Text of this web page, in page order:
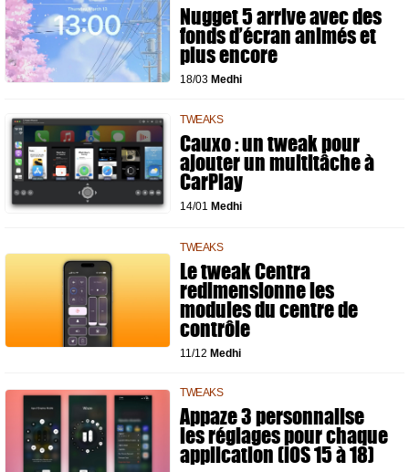
Nugget 5 arrive avec des
fonds d’écran animés et
plus encore
18/03 Medhi
TWEAKS
Cauxo : un tweak pour
ajouter un multitâche à
CarPlay
14/01 Medhi
TWEAKS
Le tweak Centra
redimensionne les
modules du centre de
contrôle
11/12 Medhi
TWEAKS
Appaze 3 personnalise
les réglages pour chaque
application (iOS 15 à 18)